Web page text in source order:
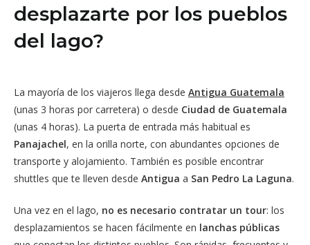
desplazarte por los pueblos
del lago?
La mayoría de los viajeros llega desde Antigua Guatemala
(unas 3 horas por carretera) o desde Ciudad de Guatemala
(unas 4 horas). La puerta de entrada más habitual es
Panajachel, en la orilla norte, con abundantes opciones de
transporte y alojamiento. También es posible encontrar
shuttles que te lleven desde Antigua a San Pedro La Laguna.
Una vez en el lago, no es necesario contratar un tour: los
desplazamientos se hacen fácilmente en lanchas públicas